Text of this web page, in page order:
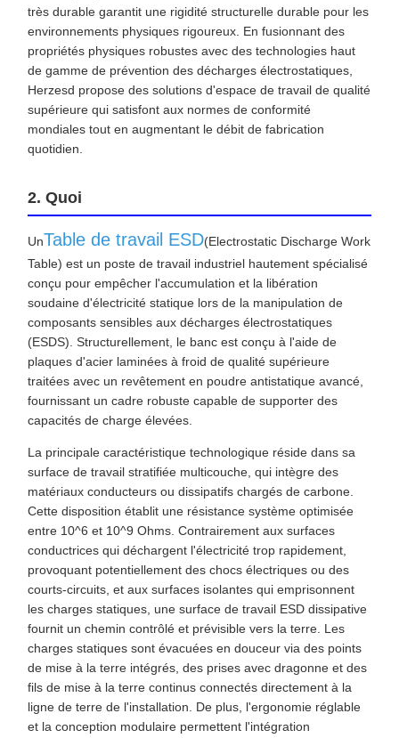
très durable garantit une rigidité structurelle durable pour les
environnements physiques rigoureux. En fusionnant des
propriétés physiques robustes avec des technologies haut
de gamme de prévention des décharges électrostatiques,
Herzesd propose des solutions d'espace de travail de qualité
supérieure qui satisfont aux normes de conformité
mondiales tout en augmentant le débit de fabrication
quotidien.
2. Quoi
UnTable de travail ESD(Electrostatic Discharge Work
Table) est un poste de travail industriel hautement spécialisé
conçu pour empêcher l'accumulation et la libération
soudaine d'électricité statique lors de la manipulation de
composants sensibles aux décharges électrostatiques
(ESDS). Structurellement, le banc est conçu à l'aide de
plaques d'acier laminées à froid de qualité supérieure
traitées avec un revêtement en poudre antistatique avancé,
fournissant un cadre robuste capable de supporter des
capacités de charge élevées.
La principale caractéristique technologique réside dans sa
surface de travail stratifiée multicouche, qui intègre des
matériaux conducteurs ou dissipatifs chargés de carbone.
Cette disposition établit une résistance système optimisée
entre 10^6 et 10^9 Ohms. Contrairement aux surfaces
conductrices qui déchargent l'électricité trop rapidement,
provoquant potentiellement des chocs électriques ou des
courts-circuits, et aux surfaces isolantes qui emprisonnent
les charges statiques, une surface de travail ESD dissipative
fournit un chemin contrôlé et prévisible vers la terre. Les
charges statiques sont évacuées en douceur via des points
de mise à la terre intégrés, des prises avec dragonne et des
fils de mise à la terre continus connectés directement à la
ligne de terre de l'installation. De plus, l'ergonomie réglable
et la conception modulaire permettent l'intégration